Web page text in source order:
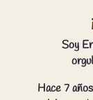
Soy
Hace 7